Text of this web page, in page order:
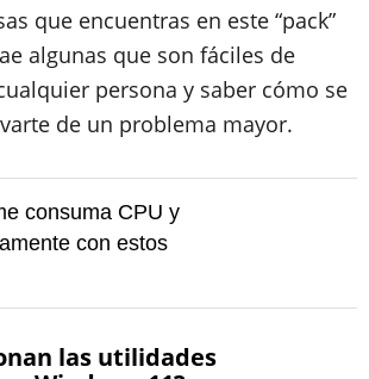
que encuentras en este “pack”
algunas que son fáciles de
persona y saber cómo se
de un problema mayor.
consuma CPU y
con estos
las utilidades